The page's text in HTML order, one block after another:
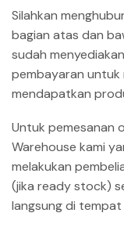
Silahkan
bagian atas dan
sudah
pembayaran untuk
mendapatkan
Untuk pemesanan
Warehouse kami
melakukan
(jika ready stock)
langsung di tempat